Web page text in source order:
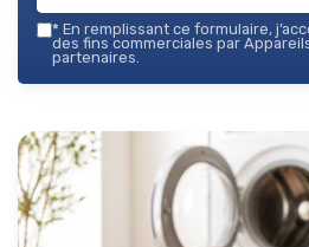
* En remplissant ce formulaire,
des fins commerciales par
partenaires.